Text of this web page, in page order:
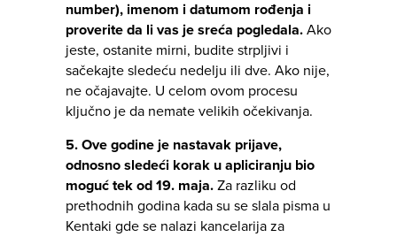
number), imenom i datumom rođenja i
proverite da li vas je sreća pogledala. Ako
jeste, ostanite mirni, budite strpljivi i
sačekajte sledeću nedelju ili dve. Ako nije,
ne očajavajte. U celom ovom procesu
ključno je da nemate velikih očekivanja.
5. Ove godine je nastavak prijave,
odnosno sledeći korak u apliciranju bio
moguć tek od 19. maja. Za razliku od
prethodnih godina kada su se slala pisma u
Kentaki gde se nalazi kancelarija za